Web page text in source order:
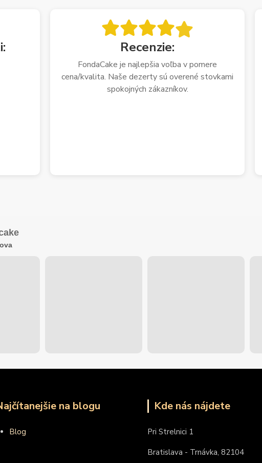
Recenzie:
FondaCake je najlepšia voľba v pomere
cena/kvalita. Naše dezerty sú overené stovkami
spokojných zákazníkov.
na blogu
Blog
Kde nás nájdete
Pri Strelnici 1
Bratislava - Trnávka, 82104